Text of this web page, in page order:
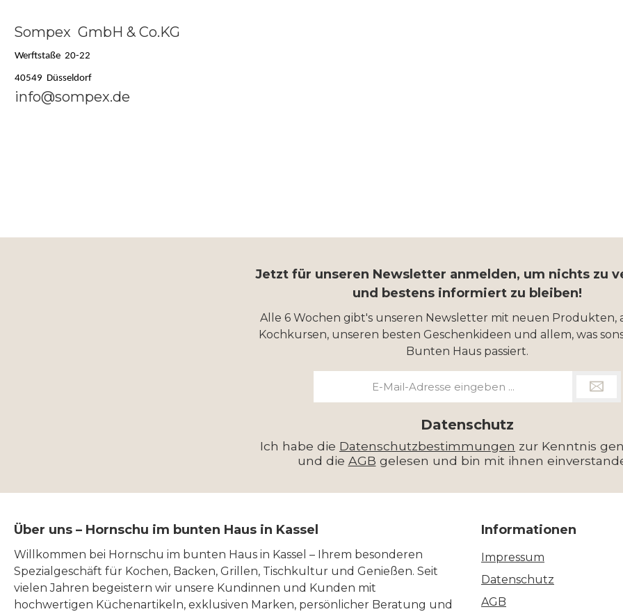
Sompex GmbH & Co.KG
Werftstaße 20-22
40549 Düsseldorf
info@sompex.de
Jetzt für unseren Newsletter anmelden, um nichts zu
und bestens informiert zu bleiben!
Alle 6 Wochen gibt's unseren Newsletter mit neuen Produkten,
Kochkursen, unseren besten Geschenkideen und allem, was
Bunten Haus passiert.
Datenschutz
Ich habe die Datenschutzbestimmungen zur Kenntnis
und die AGB gelesen und bin mit ihnen
Über uns – Hornschu im bunten Haus in Kassel
Willkommen bei Hornschu im bunten Haus in Kassel – Ihrem besonderen
Spezialgeschäft für Kochen, Backen, Grillen, Tischkultur und Genießen. Seit
vielen Jahren begeistern wir unsere Kundinnen und Kunden mit
hochwertigen Küchenartikeln, exklusiven Marken, persönlicher Beratung und
Informationen
Impressum
Datenschutz
AGB